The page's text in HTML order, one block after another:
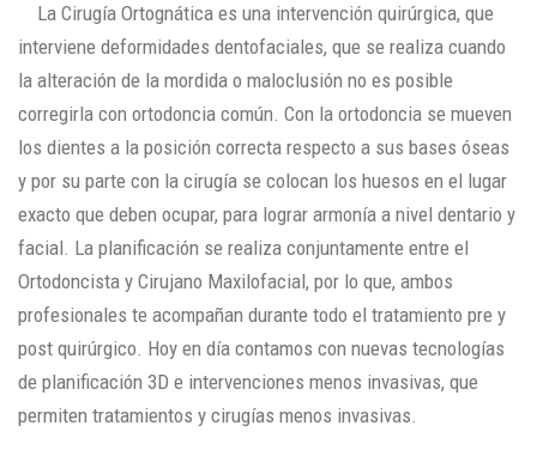
La Cirugía Ortognática es una intervención quirúrgica, que
interviene deformidades dentofaciales, que se realiza cuando
la alteración de la mordida o maloclusión no es posible
corregirla con ortodoncia común. Con la ortodoncia se mueven
los dientes a la posición correcta respecto a sus bases óseas
y por su parte con la cirugía se colocan los huesos en el lugar
exacto que deben ocupar, para lograr armonía a nivel dentario y
facial. La planificación se realiza conjuntamente entre el
Ortodoncista y Cirujano Maxilofacial, por lo que, ambos
profesionales te acompañan durante todo el tratamiento pre y
post quirúrgico. Hoy en día contamos con nuevas tecnologías
de planificación 3D e intervenciones menos invasivas, que
permiten tratamientos y cirugías menos invasivas.